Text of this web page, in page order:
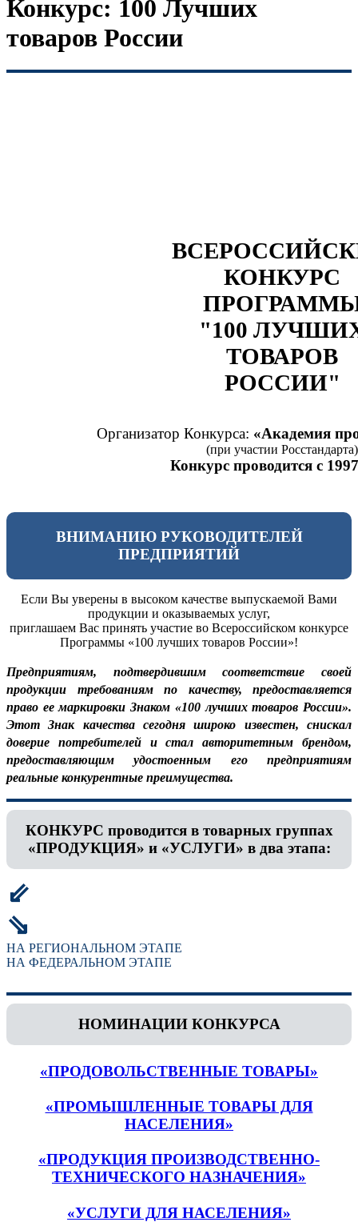
Конкурс: 100 Лучших
товаров России
КОНКУРС
"100
ТОВАРОВ
РОССИИ"
Организатор Конкурса: «Академия
(при участии Росстандарта)
Конкурс проводится с
ВНИМАНИЮ РУКОВОДИТЕЛЕЙ
ПРЕДПРИЯТИЙ
Если Вы уверены в высоком качестве выпускаемой Вами
продукции и оказываемых услуг,
приглашаем Вас принять участие во Всероссийском конкурсе
Программы «100 лучших товаров России»!
Предприятиям, подтвердившим соответствие своей
продукции требованиям по качеству, предоставляется
право ее маркировки Знаком «100 лучших товаров России».
Этот Знак качества сегодня широко известен, снискал
доверие потребителей и стал авторитетным брендом,
предоставляющим удостоенным его предприятиям
реальные конкурентные преимущества.
КОНКУРС проводится в товарных группах
«ПРОДУКЦИЯ» и «УСЛУГИ» в два этапа:
⇙
⇘
НА РЕГИОНАЛЬНОМ ЭТАПЕ
НА ФЕДЕРАЛЬНОМ ЭТАПЕ
НОМИНАЦИИ КОНКУРСА
«ПРОДОВОЛЬСТВЕННЫЕ ТОВАРЫ»
«ПРОМЫШЛЕННЫЕ ТОВАРЫ ДЛЯ
НАСЕЛЕНИЯ»
«ПРОДУКЦИЯ ПРОИЗВОДСТВЕННО-
ТЕХНИЧЕСКОГО НАЗНАЧЕНИЯ»
«УСЛУГИ ДЛЯ НАСЕЛЕНИЯ»